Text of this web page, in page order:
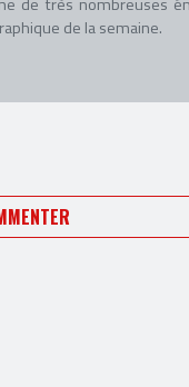
de la semaine.